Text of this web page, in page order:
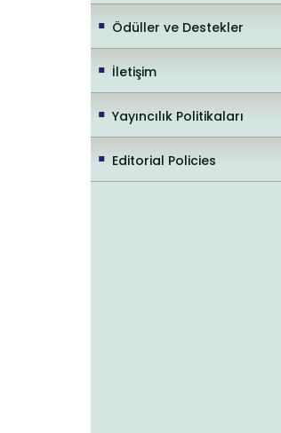
Ödüller ve Destekler
İletişim
Yayıncılık Politikaları
Editorial Policies